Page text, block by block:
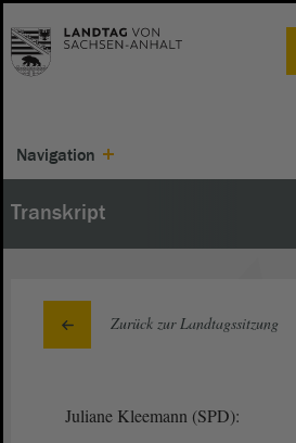
Navigation
Transkript
Zurück zur Landtagssitzung
Juliane Kleemann (SPD):